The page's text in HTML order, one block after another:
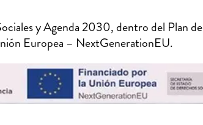
y Agenda 2030, dentro del Plan de
Europea – NextGenerationEU.